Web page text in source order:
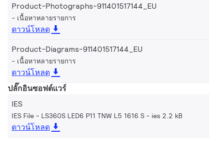
Product-Photographs-911401517144_EU
เนื้อหาหลายรายการ
ดาวน์โหลด
Product-Diagrams-911401517144_EU
เนื้อหาหลายรายการ
ดาวน์โหลด
ปลั๊กอินซอฟต์แวร์
IES
IES File - LS360S LED6 P11 TNW L5 1616 S ies 2.2 kB
ดาวน์โหลด